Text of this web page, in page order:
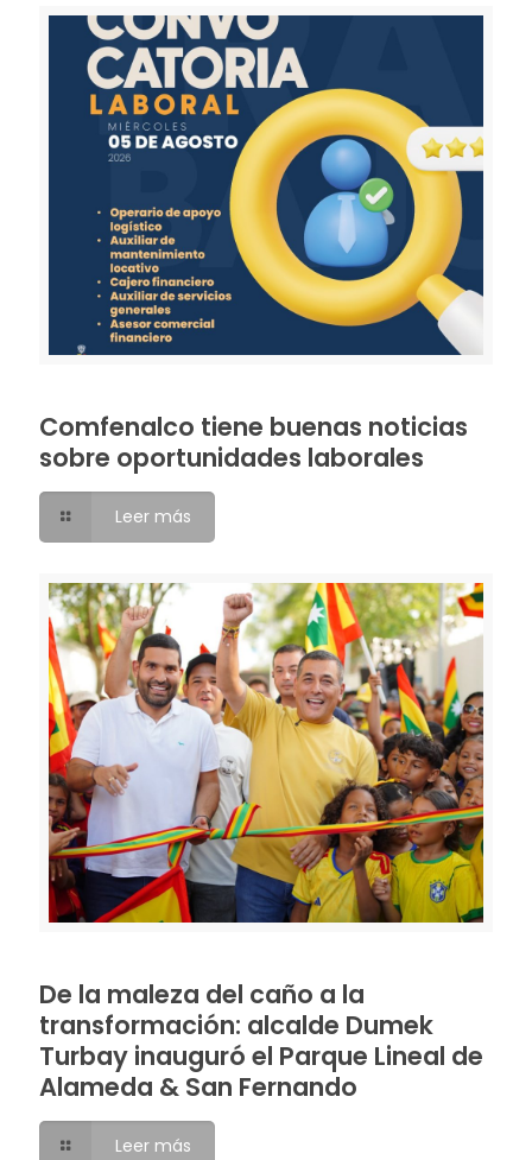
Comfenalco tiene buenas noticias
sobre oportunidades laborales
Leer más
De la maleza del caño a la
transformación: alcalde Dumek
Turbay inauguró el Parque Lineal de
Alameda & San Fernando
Leer más